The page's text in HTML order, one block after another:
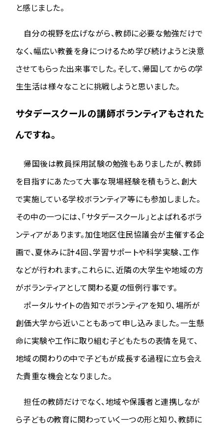
と感じました。
自分の視野を広げながら、教師に必要な勉強だけで
なく、幅広い教養を身につけるため学び続けようと決意
させてもらった出来事でした。そして、帰国してからの学
生生活は様々なことに挑戦しようと思いました。
サタデースクールの講師ボランティアもされた
んですね。
帰国後は教員採用試験の勉強もありましたが、教師
を目指すにあたって大事な現場経験を積もうと、創大
で実施している学校ボランティア等にも参加しました。
その中の一つには、「サタデースクール」とよばれるボラ
ンティアがあります。加住地区住民協議会が主催する企
画で、夏休みに計4回、学習サポートや科学実験、工作
などが行われます。これらに、近隣の大学生や地域の方
がボランティアとして関わる夏の恒例行事です。
ポータルサイトの告知でボランティアを知り、場所が
創価大学から近いこともあって申し込みました。一生懸
命に実験や工作に取り組む子どもたちの表情を見て、
地域の関わりの中で子どもが成長する過程に立ち会え
た貴重な機会となりました。
担任の教師だけでなく、地域や保護者と連携しなが
ら子どもの教育に関わっていく一つの形と知り、教師に